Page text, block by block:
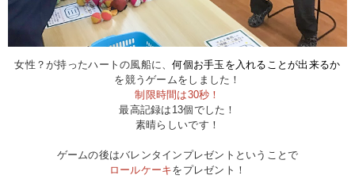
女性？が持ったハートの風船に、何個お手玉を入れることが出来るか
を競うゲームをしました！
制限時間は30秒！
最高記録は13個でした！
素晴らしいです！
ゲームの後はバレンタインプレゼントということで
ロールケーキをプレゼント！